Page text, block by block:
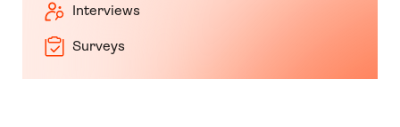
Interviews
Surveys